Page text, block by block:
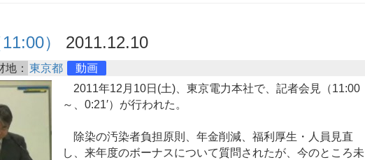
） 2011.12.10
地： 東京都
動画
2011年12月10日(土)、東京電力本社で、記者会見（11:00
～、0:21′）が行われた。
除染の汚染者負担原則、年金削減、福利厚生・人員見直
し、来年度のボーナスについて質問されたが、今のところ未